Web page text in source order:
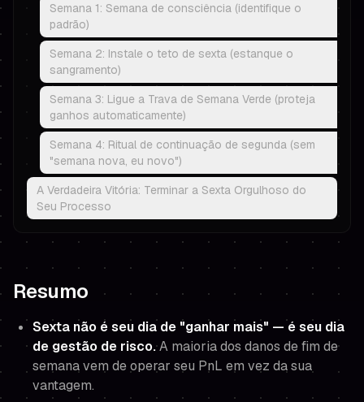
Semana 1: Semana de consciência (identifique o
padrão)
Semana 2: Instale o teto de sexta (estanque o
sangramento)
Semana 3: Ligue a Trava de Semana Verde (proteja
ganhos automaticamente)
Semana 4: Ritual de continuação de segunda (sem
"semana nova, eu novo")
A Verdadeira Vitória: Terminar a Sexta Orgulhoso do
Seu Processo
Resumo
Sexta não é seu dia de "ganhar mais" — é seu dia
de gestão de risco.A maioria dos danos de fim de
semana vem de operar seu PnL em vez da sua
vantagem.